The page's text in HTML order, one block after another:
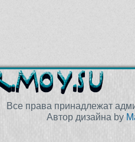
Все права принадлежат
Автор дизайна by